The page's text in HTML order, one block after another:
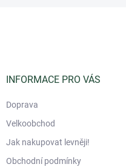
INFORMACE PRO VÁS
Doprava
Velkoobchod
Jak nakupovat levněji!
Obchodní podmínky